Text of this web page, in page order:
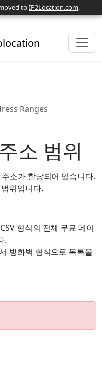
toIP2Location.com.
Ranges
소 범위
소가 할당되어 있습니다.
위입니다.
형식의 전체 무료 데이
.
방화벽 형식으로 목록을